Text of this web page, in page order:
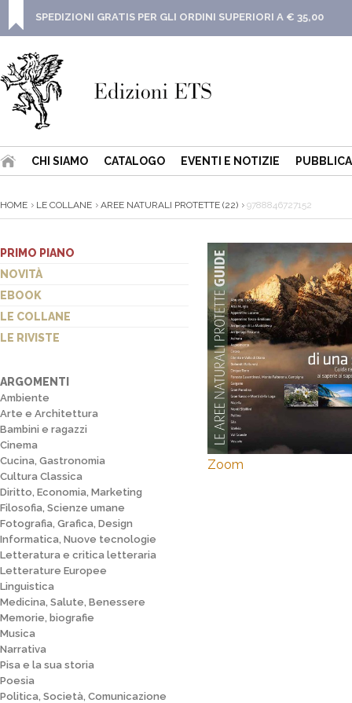
SPEDIZIONI GRATIS PER GLI ORDINI SUPERIORI A € 35,00
CHI SIAMO CATALOGO EVENTI E NOTIZIE
HOME LE COLLANE AREE NATURALI PROTETTE (22) 9788846727152
PRIMO PIANO
NOVITÀ
EBOOK
LE COLLANE
LE RIVISTE
ARGOMENTI
Ambiente
Arte e Architettura
Bambini e ragazzi
Cinema
Cucina, Gastronomia
Cultura Classica
Diritto, Economia, Marketing
Filosofia, Scienze umane
Fotografia, Grafica, Design
Informatica, Nuove tecnologie
Letteratura e critica letteraria
Letterature Europee
Linguistica
Medicina, Salute, Benessere
Memorie, biografie
Musica
Narrativa
Pisa e la sua storia
Poesia
Politica, Società, Comunicazione
Zoom